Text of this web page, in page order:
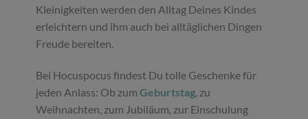
Kleinigkeiten werden den Alltag Deines Kindes
erleichtern und ihm auch bei alltäglichen Dingen
Freude bereiten.
Bei Hocuspocus findest Du tolle Geschenke für
jeden Anlass: Ob zumGeburtstag, zu
Weihnachten, zum Jubiläum, zur Einschulung